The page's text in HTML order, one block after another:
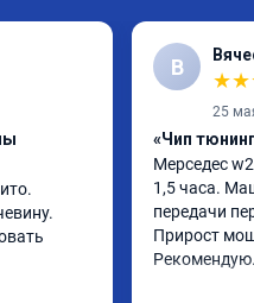
В
★★
25
«Чип
Мерседес
1,5 часа.
передачи
Прирост